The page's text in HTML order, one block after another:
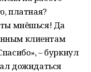
платная?
ты мнёшься! Да
клиентам
– буркнул
дожидаться